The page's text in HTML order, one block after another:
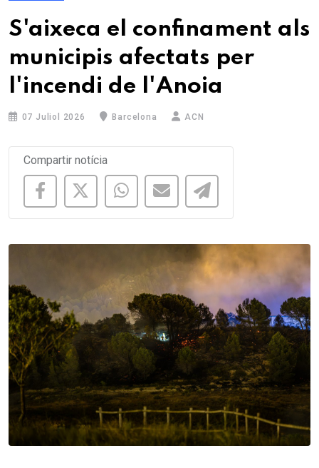
S'aixeca el confinament als
municipis afectats per
l'incendi de l'Anoia
07 Juliol 2026 Barcelona ACN
Compartir notícia